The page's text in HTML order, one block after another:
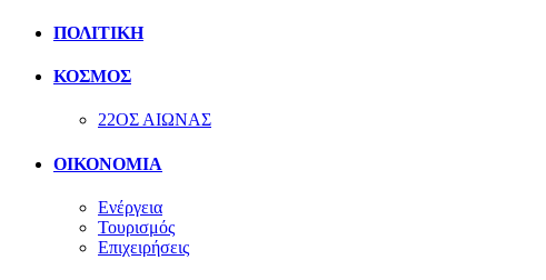
ΠΟΛΙΤΙΚΗ
ΚΟΣΜΟΣ
22ΟΣ ΑΙΩΝΑΣ
ΟΙΚΟΝΟΜΙΑ
Ενέργεια
Τουρισμός
Επιχειρήσεις